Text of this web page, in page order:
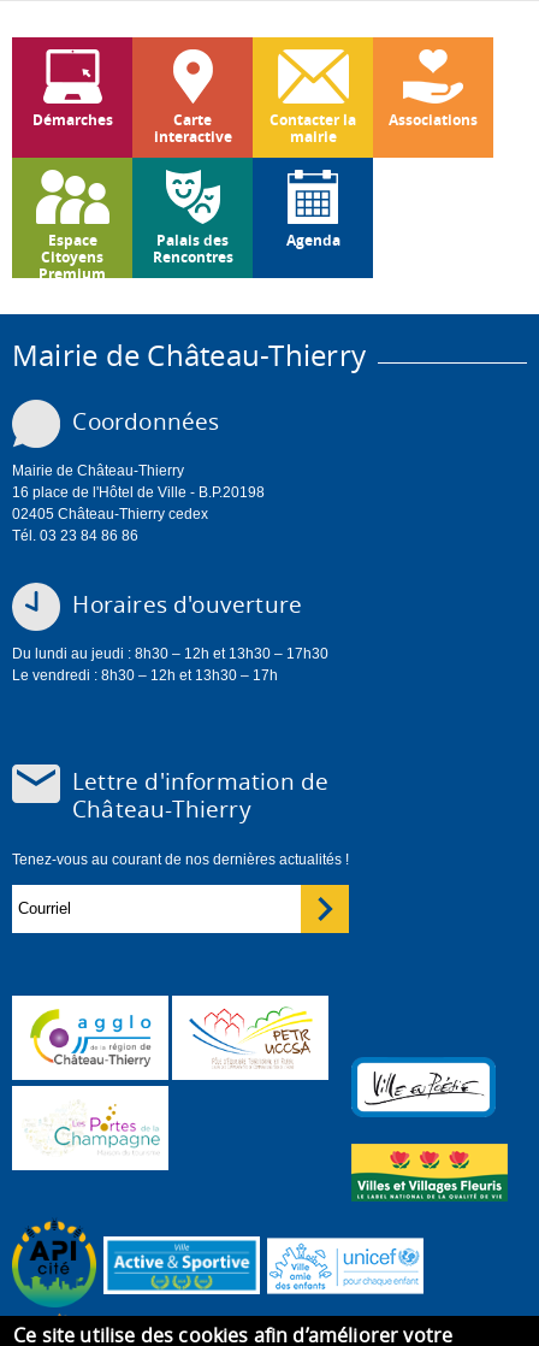
Démarches
Carte
interactive
Contacter la
mairie
Associations
Espace
Citoyens
Premium
Palais des
Rencontres
Agenda
Mairie de Château-Thierry
Coordonnées
Mairie de Château-Thierry
16 place de l'Hôtel de Ville - B.P.20198
02405 Château-Thierry cedex
Tél. 03 23 84 86 86
Horaires d'ouverture
Du lundi au jeudi : 8h30 – 12h et 13h30 – 17h30
Le vendredi : 8h30 – 12h et 13h30 – 17h
Lettre d'information de
Château-Thierry
Tenez-vous au courant de nos dernières actualités !
Ce site utilise des cookies afin d’améliorer votre